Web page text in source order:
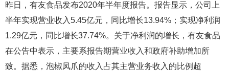
昨日，有友食品发布2020年半年度报告。报告显示，公司上
半年实现营业收入5.45亿元，同比增长13.94%；实现净利润
1.29亿元，同比增长37.74%。关于净利润的增长，有友食品
在公告中表示，主要系报告期营业收入和政府补助增加所
致。据悉，泡椒凤爪的收入占其主营业务收入的比例超